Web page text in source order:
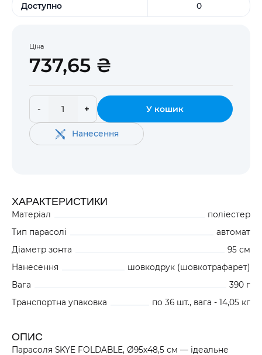
Доступно 0
Ціна
737,65 ₴
- + У кошик
Нанесення
ХАРАКТЕРИСТИКИ
Матеріал
поліестер
Тип парасолі
автомат
Діаметр зонта
95 см
Нанесення
шовкодрук (шовкотрафарет)
Вага
390 г
Транспортна упаковка
по 36 шт., вага - 14,05 кг
ОПИС
Парасоля SKYE FOLDABLE, Ø95х48,5 см — ідеальне